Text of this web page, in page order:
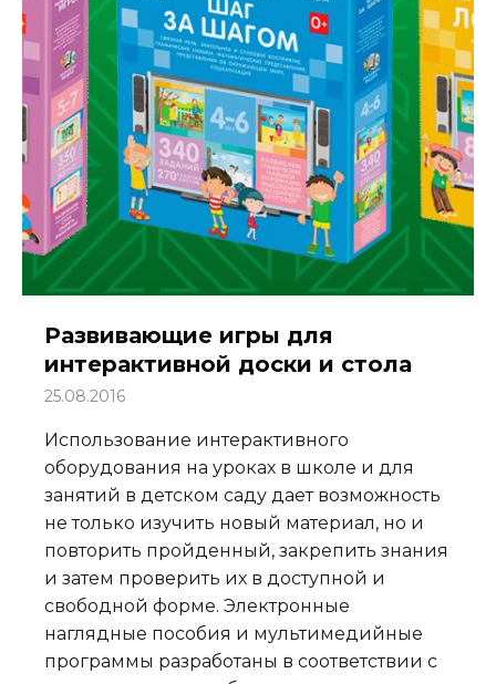
Развивающие игры для
интерактивной доски и стола
25.08.2016
Использование интерактивного
оборудования на уроках в школе и для
занятий в детском саду дает возможность
не только изучить новый материал, но и
повторить пройденный, закрепить знания
и затем проверить их в доступной и
свободной форме. Электронные
наглядные пособия и мультимедийные
программы разработаны в соответствии с